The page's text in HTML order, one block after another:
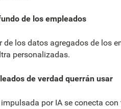
de los empleados
de los datos agregados de los
personalizadas.
de verdad querrán usar
por IA se conecta